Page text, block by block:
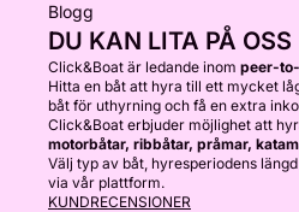
Blogg
DU KAN LITA PÅ OSS
Click&Boat är ledande inom peer-
Hitta en båt att hyra till ett mycket
båt för uthyrning och få en extra
Click&Boat erbjuder möjlighet att
motorbåtar, ribbåtar, pråmar,
Välj typ av båt, hyresperiodens
via vår plattform.
KUNDRECENSIONER